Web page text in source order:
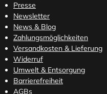
Presse
Newsletter
News & Blog
Zahlungsmöglichkeiten
Versandkosten & Lieferung
Widerruf
Umwelt & Entsorgung
Barrierefreiheit
AGBs